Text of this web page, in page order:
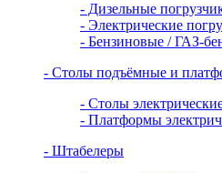
- Дизельные
- Электрические
- Бензиновые / ГАЗ-
- Столы подъёмные и
- Столы
- Платформы
- Штабелеры